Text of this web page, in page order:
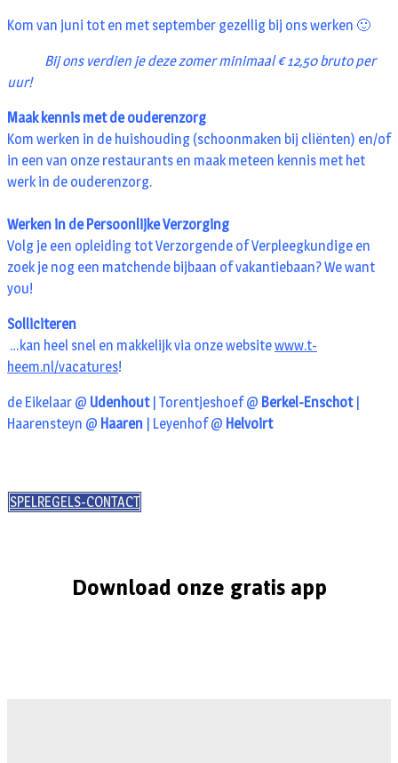
Kom van juni tot en met september gezellig bij ons werken 🙂
Bij ons verdien je deze zomer minimaal € 12,50 bruto per
uur!
Maak kennis met de ouderenzorg
Kom werken in de huishouding (schoonmaken bij cliënten) en/of
in een van onze restaurants en maak meteen kennis met het
werk in de ouderenzorg.
Werken in de Persoonlijke Verzorging
Volg je een opleiding tot Verzorgende of Verpleegkundige en
zoek je nog een matchende bijbaan of vakantiebaan? We want
you!
Solliciteren
…kan heel snel en makkelijk via onze websitewww.t-
heem.nl/vacatures!
de Eikelaar @ Udenhout| Torentjeshoef @ Berkel-Enschot|
Haarensteyn @ Haaren | Leyenhof @ Helvoirt
SPELREGELS-CONTACT
Download onze gratis app